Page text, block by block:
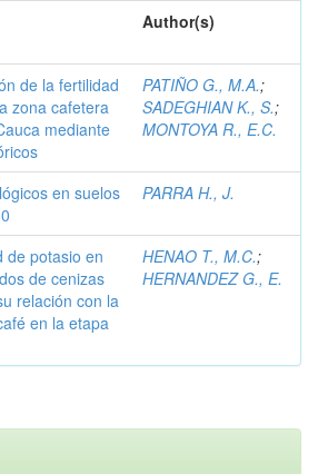
Author(s)
de la fertilidad
zona cafetera
mediante
PATIÑO G., M.A.;
SADEGHIAN K., S.;
MONTOYA R., E.C.
en suelos
PARRA H., J.
de potasio en
de cenizas
relación con la
en la etapa
HENAO T., M.C.;
HERNANDEZ G., E.